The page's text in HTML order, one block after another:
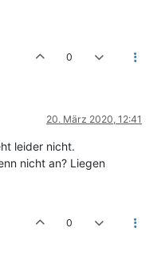
0
20. März 2020, 12:41
leider nicht.
nicht an? Liegen
0